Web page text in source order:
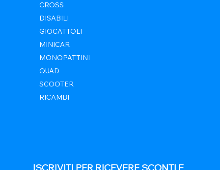
CROSS
DISABILI
GIOCATTOLI
MINICAR
MONOPATTINI
QUAD
SCOOTER
RICAMBI